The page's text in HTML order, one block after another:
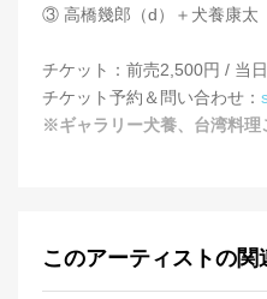
③ 高橋幾郎（d）＋犬養康太
チケット：前売2,500円 / 当
チケット予約＆問い合わせ：
※ギャラリー犬養、台湾料理
このアーティストの関